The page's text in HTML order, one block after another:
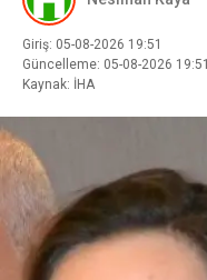
Giriş: 05-08-2026 19:51
Güncelleme: 05-08-2026 19:51
Kaynak: İHA